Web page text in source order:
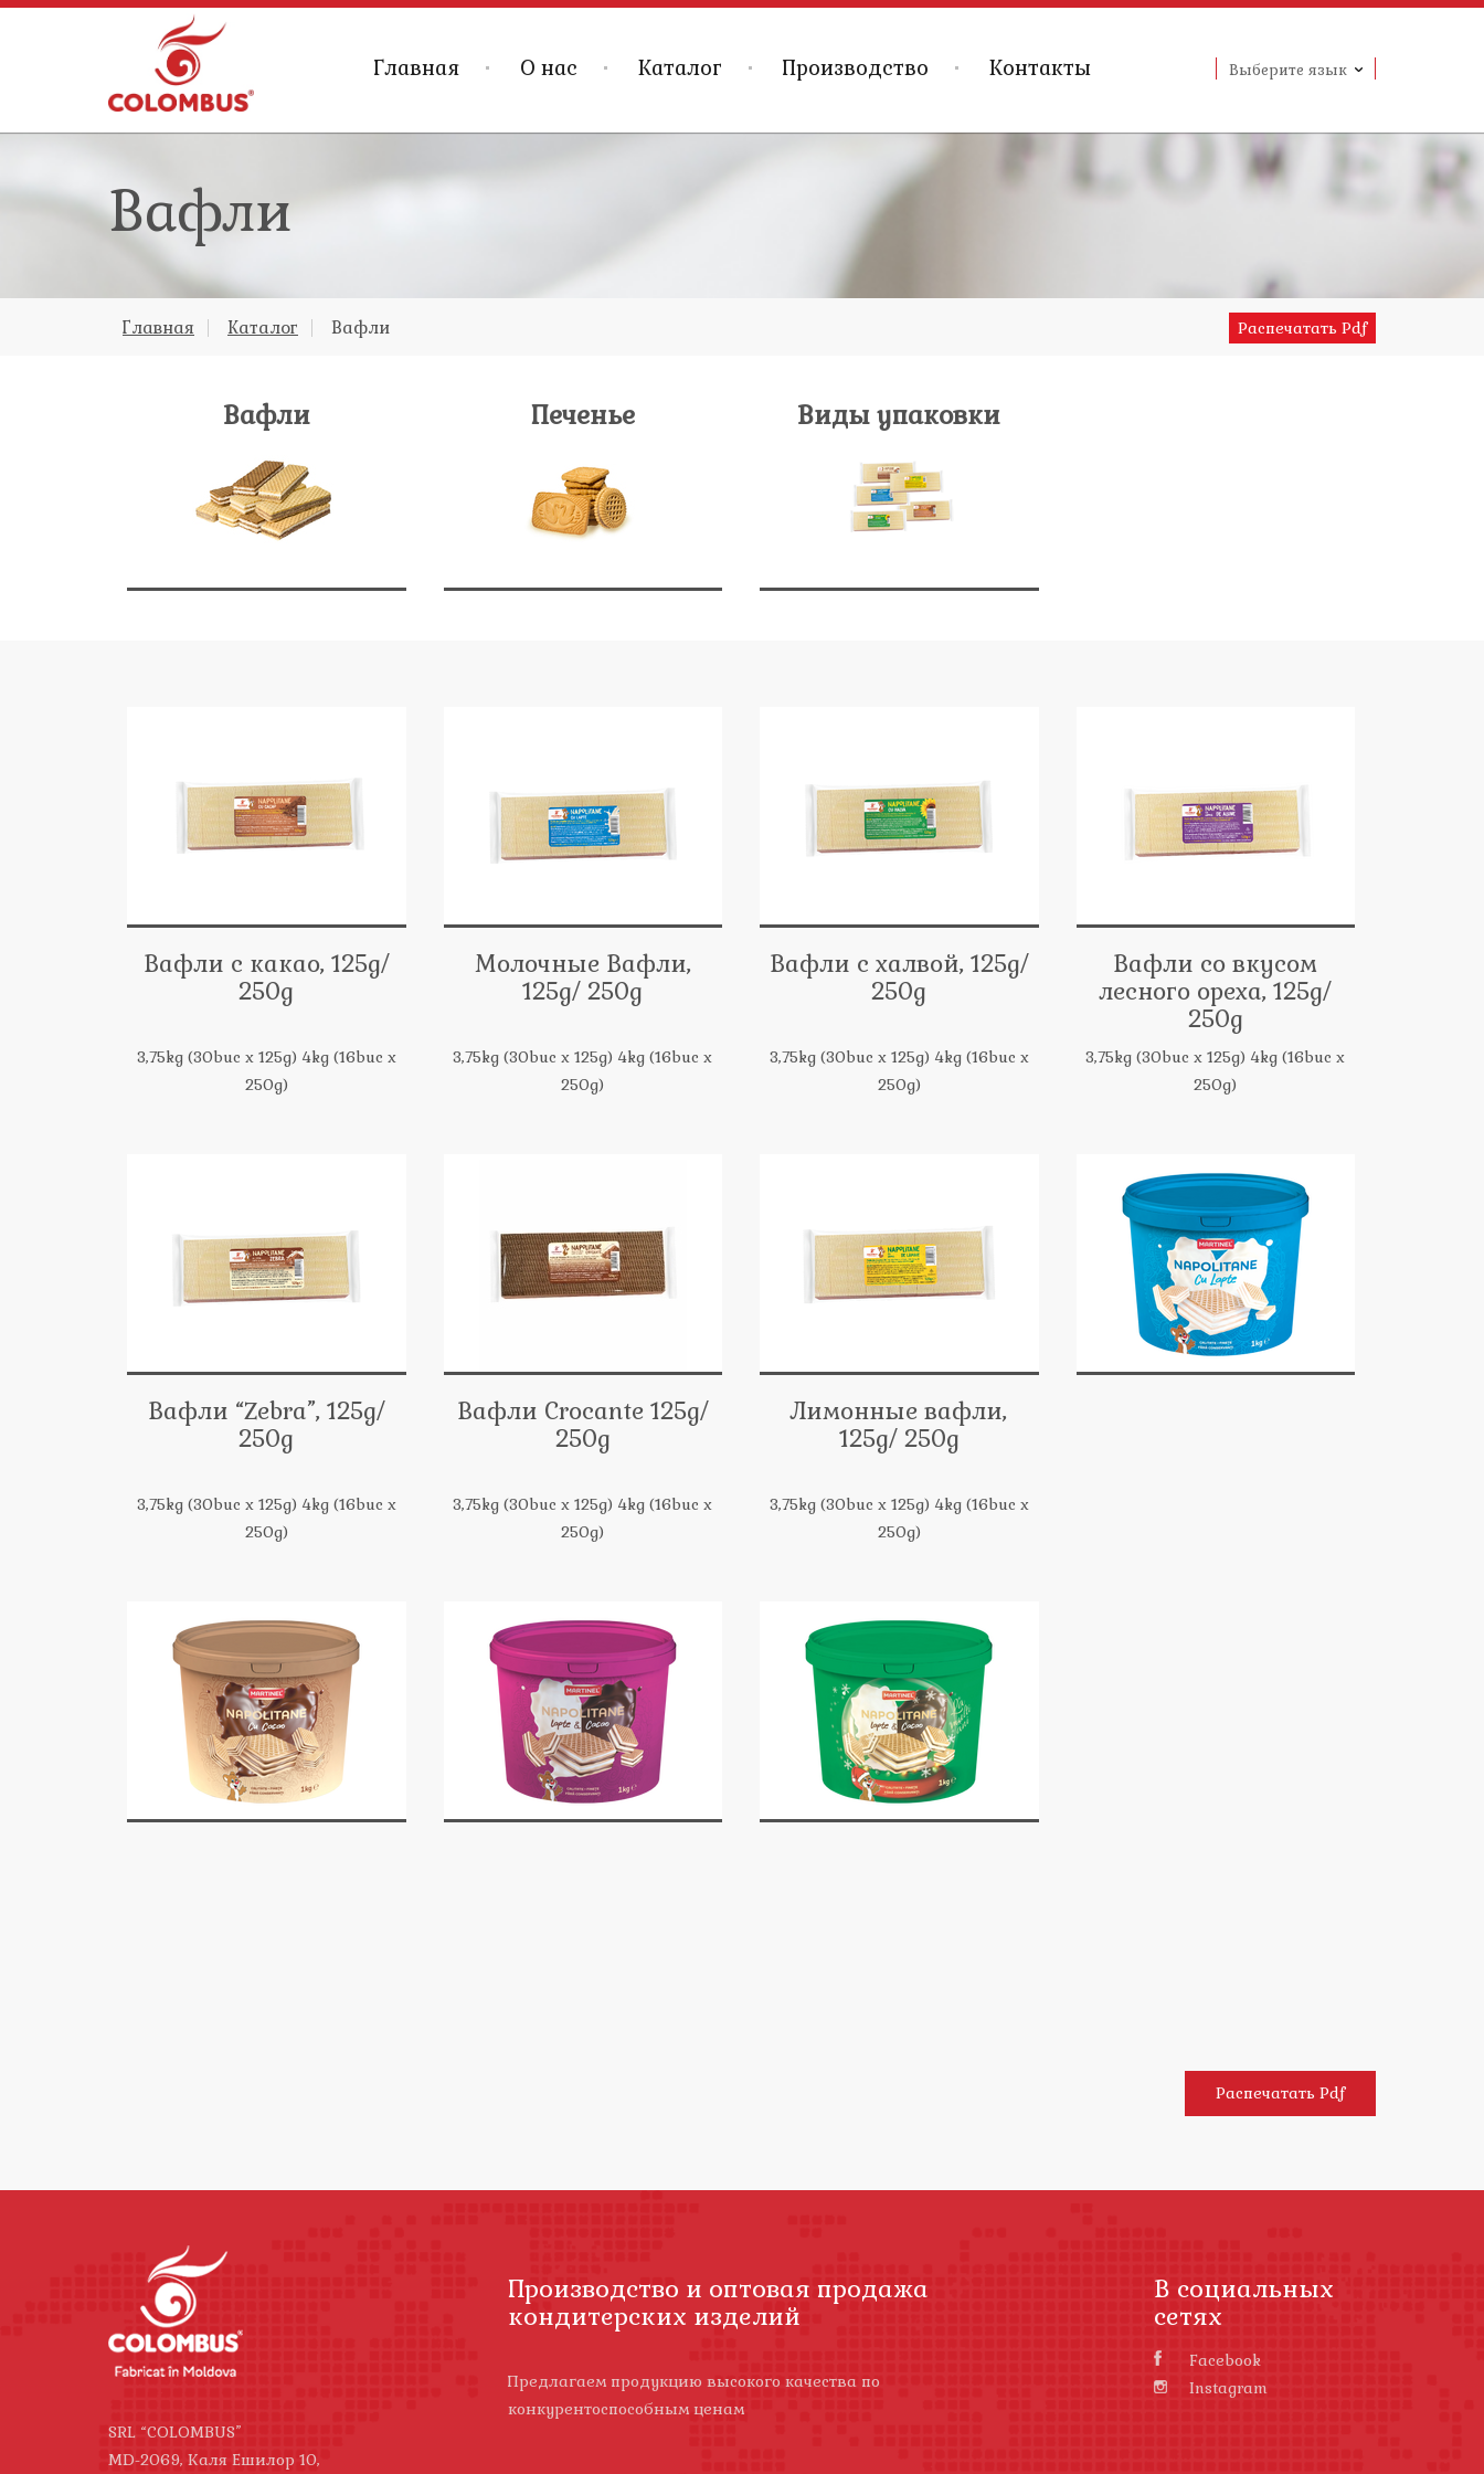
Главная О нас Каталог Производство Контакты Выберите язык
Вафли
Главная Каталог Вафли Распечатать Pdf
Вафли Печенье Виды упаковки
Вафли с какао, 125g/
250g
3,75kg (30buc x 125g) 4kg (16buc x
250g)
Молочные Вафли,
125g/ 250g
3,75kg (30buc x 125g) 4kg (16buc x
250g)
Вафли с халвой, 125g/
250g
3,75kg (30buc x 125g) 4kg (16buc x
250g)
Вафли со вкусом
лесного ореха, 125g/
250g
3,75kg (30buc x 125g) 4kg (16buc x
250g)
Вафли “Zebra”, 125g/
250g
3,75kg (30buc x 125g) 4kg (16buc x
250g)
Bафли Crocante 125g/
250g
3,75kg (30buc x 125g) 4kg (16buc x
250g)
Лимонные вафли,
125g/ 250g
3,75kg (30buc x 125g) 4kg (16buc x
250g)
Распечатать Pdf
SRL “COLOMBUS”
MD-2069, Каля Ешилор 10,
Производство и оптовая продажа
кондитерских изделий
Предлагаем продукцию высокого качества по
конкурентоспособным ценам
В социальных
сетях
Facebook
Instagram